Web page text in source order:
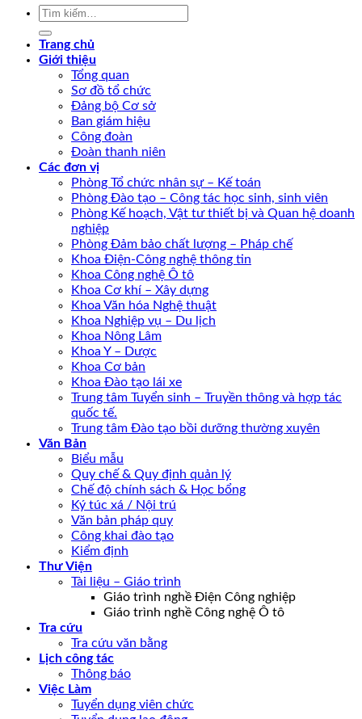
Trang chủ
Giới thiệu
Tổng quan
Sơ đồ tổ chức
Đảng bộ Cơ sở
Ban giám hiệu
Công đoàn
Đoàn thanh niên
Các đơn vị
Phòng Tổ chức nhân sự – Kế toán
Phòng Đào tạo – Công tác học sinh, sinh viên
Phòng Kế hoạch, Vật tư thiết bị và Quan hệ doanh
nghiệp
Phòng Đảm bảo chất lượng – Pháp chế
Khoa Điện-Công nghệ thông tin
Khoa Công nghệ Ô tô
Khoa Cơ khí – Xây dựng
Khoa Văn hóa Nghệ thuật
Khoa Nghiệp vụ – Du lịch
Khoa Nông Lâm
Khoa Y – Dược
Khoa Cơ bản
Khoa Đào tạo lái xe
Trung tâm Tuyển sinh – Truyền thông và hợp tác
quốc tế.
Trung tâm Đào tạo bồi dưỡng thường xuyên
Văn Bản
Biểu mẫu
Quy chế & Quy định quản lý
Chế độ chính sách & Học bổng
Ký túc xá / Nội trú
Văn bản pháp quy
Công khai đào tạo
Kiểm định
Thư Viện
Tài liệu – Giáo trình
Giáo trình nghề Điện Công nghiệp
Giáo trình nghề Công nghệ Ô tô
Tra cứu
Tra cứu văn bằng
Lịch công tác
Thông báo
Việc Làm
Tuyển dụng viên chức